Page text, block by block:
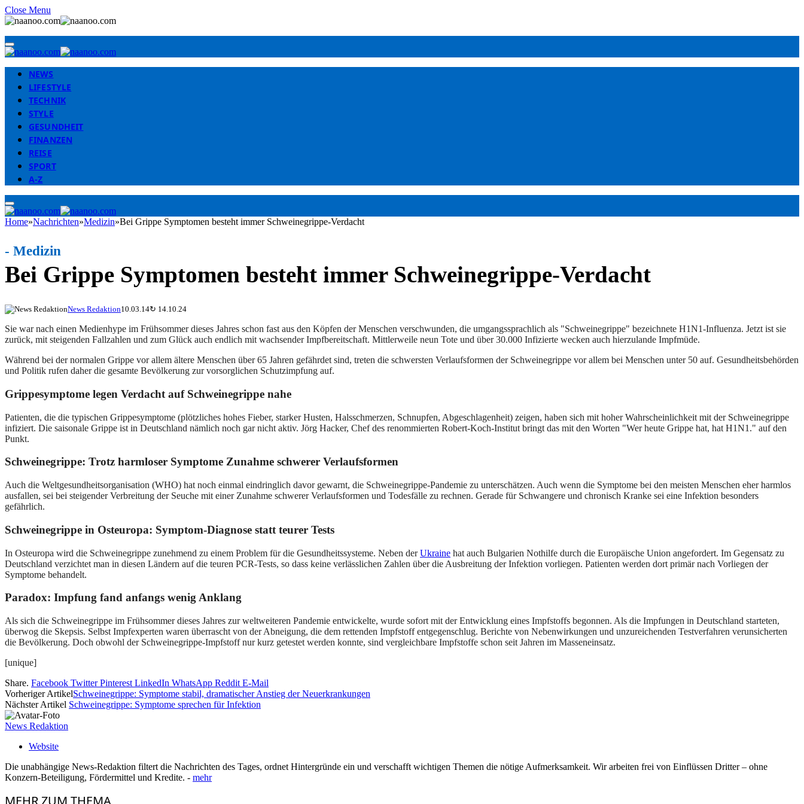
Close Menu
NEWS
LIFESTYLE
TECHNIK
STYLE
GESUNDHEIT
FINANZEN
REISE
SPORT
A-Z
Home»Nachrichten»Medizin»Bei Grippe Symptomen besteht immer Schweinegrippe-Verdacht
Bei Grippe Symptomen besteht immer Schweinegrippe-Verdacht
- Medizin
News Redaktion10.03.14↻ 14.10.24
Sie war nach einen Medienhype im Frühsommer dieses Jahres schon fast aus den Köpfen der Menschen verschwunden, die umgangssprachlich als "Schweinegrippe" bezeichnete H1N1-Influenza. Jetzt ist sie
zurück, mit steigenden Fallzahlen und zum Glück auch endlich mit wachsender Impfbereitschaft. Mittlerweile neun Tote und über 30.000 Infizierte wecken auch hierzulande Impfmüde.
Während bei der normalen Grippe vor allem ältere Menschen über 65 Jahren gefährdet sind, treten die schwersten Verlaufsformen der Schweinegrippe vor allem bei Menschen unter 50 auf. Gesundheitsbehörden
und Politik rufen daher die gesamte Bevölkerung zur vorsorglichen Schutzimpfung auf.
Grippesymptome legen Verdacht auf Schweinegrippe nahe
Patienten, die die typischen Grippesymptome (plötzliches hohes Fieber, starker Husten, Halsschmerzen, Schnupfen, Abgeschlagenheit) zeigen, haben sich mit hoher Wahrscheinlichkeit mit der Schweinegrippe
infiziert. Die saisonale Grippe ist in Deutschland nämlich noch gar nicht aktiv. Jörg Hacker, Chef des renommierten Robert-Koch-Institut bringt das mit den Worten "Wer heute Grippe hat, hat H1N1." auf den
Punkt.
Schweinegrippe: Trotz harmloser Symptome Zunahme schwerer Verlaufsformen
Auch die Weltgesundheitsorganisation (WHO) hat noch einmal eindringlich davor gewarnt, die Schweinegrippe-Pandemie zu unterschätzen. Auch wenn die Symptome bei den meisten Menschen eher harmlos
ausfallen, sei bei steigender Verbreitung der Seuche mit einer Zunahme schwerer Verlaufsformen und Todesfälle zu rechnen. Gerade für Schwangere und chronisch Kranke sei eine Infektion besonders
gefährlich.
Schweinegrippe in Osteuropa: Symptom-Diagnose statt teurer Tests
In Osteuropa wird die Schweinegrippe zunehmend zu einem Problem für die Gesundheitssysteme. Neben derUkraine hat auch Bulgarien Nothilfe durch die Europäische Union angefordert. Im Gegensatz zu
Deutschland verzichtet man in diesen Ländern auf die teuren PCR-Tests, so dass keine verlässlichen Zahlen über die Ausbreitung der Infektion vorliegen. Patienten werden dort primär nach Vorliegen der
Symptome behandelt.
Paradox: Impfung fand anfangs wenig Anklang
Als sich die Schweinegrippe im Frühsommer dieses Jahres zur weltweiteren Pandemie entwickelte, wurde sofort mit der Entwicklung eines Impfstoffs begonnen. Als die Impfungen in Deutschland starteten,
überwog die Skepsis. Selbst Impfexperten waren überrascht von der Abneigung, die dem rettenden Impfstoff entgegenschlug. Berichte von Nebenwirkungen und unzureichenden Testverfahren verunsicherten
die Bevölkerung. Doch obwohl der Schweinegrippe-Impfstoff nur kurz getestet werden konnte, sind vergleichbare Impfstoffe schon seit Jahren im Masseneinsatz.
[unique]
Share. Facebook Twitter Pinterest LinkedIn WhatsApp Reddit E-Mail
Vorheriger ArtikelSchweinegrippe: Symptome stabil, dramatischer Anstieg der Neuerkrankungen
Nächster Artikel Schweinegrippe: Symptome sprechen für Infektion
News Redaktion
Website
Die unabhängige News-Redaktion filtert die Nachrichten des Tages, ordnet Hintergründe ein und verschafft wichtigen Themen die nötige Aufmerksamkeit. Wir arbeiten frei von Einflüssen Dritter – ohne
Konzern-Beteiligung, Fördermittel und Kredite. - mehr
MEHRZUM THEMA